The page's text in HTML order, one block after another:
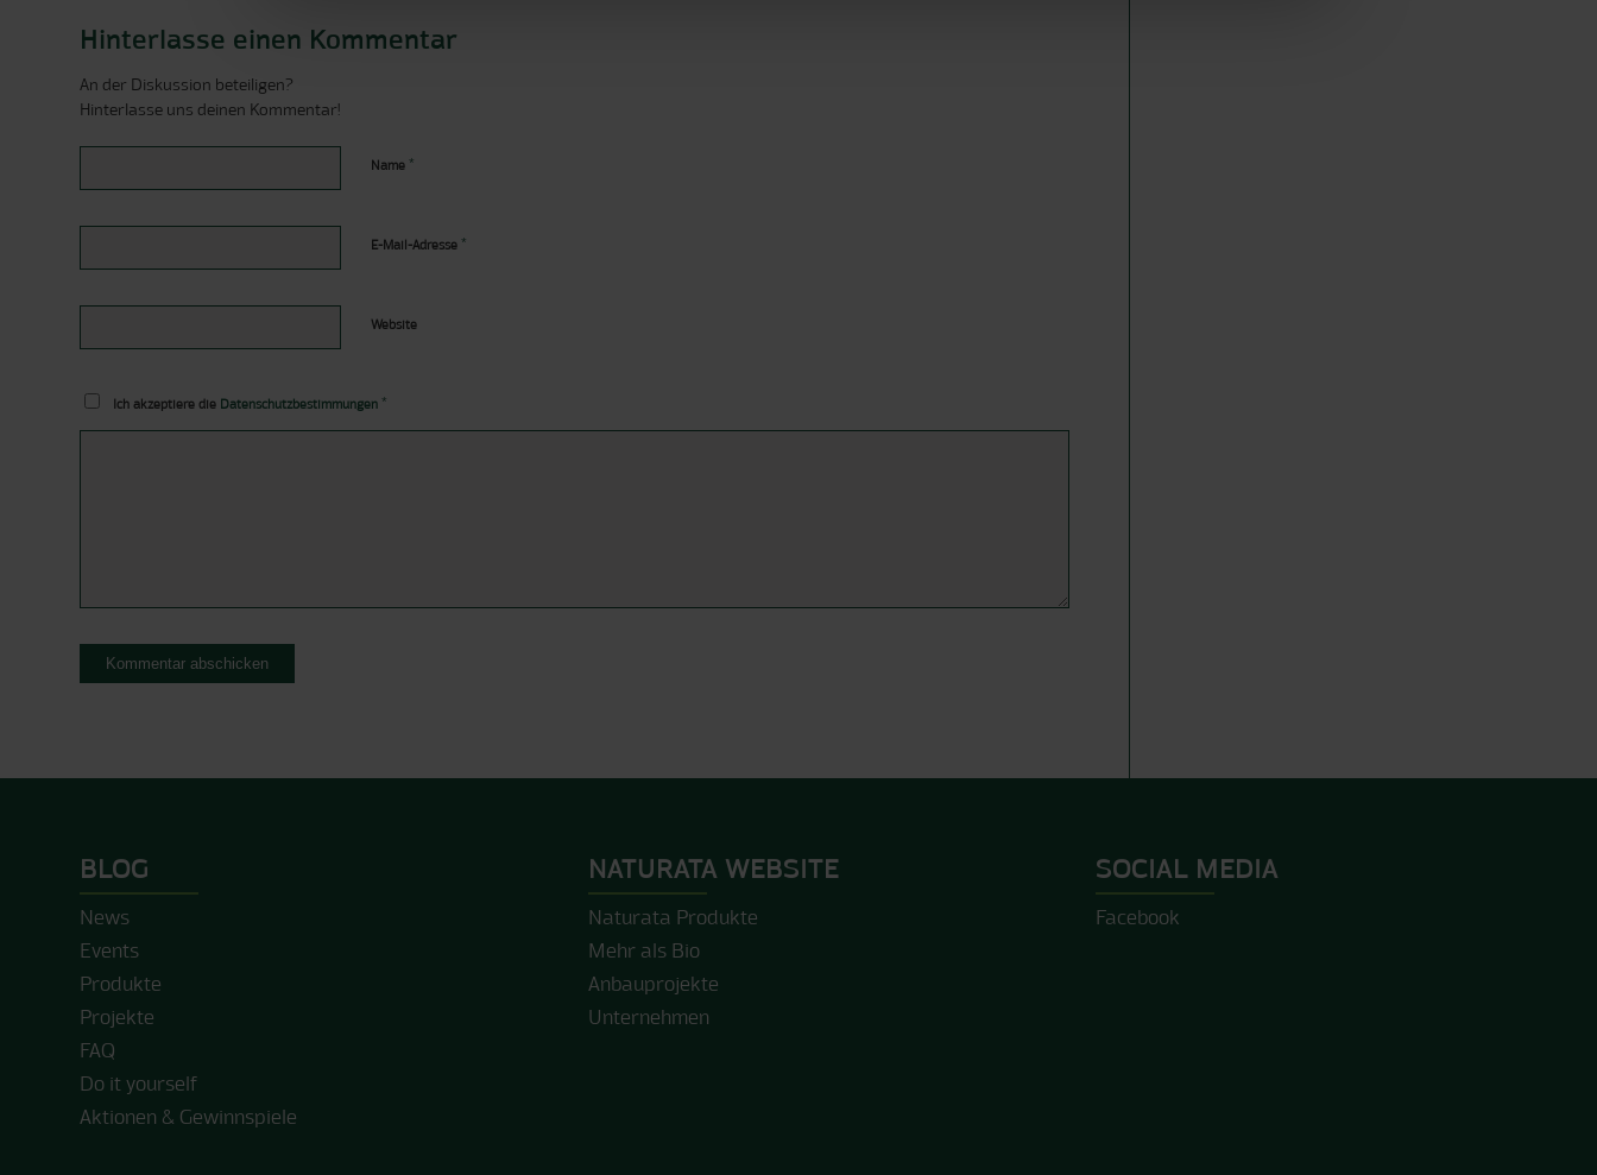
Hinterlasse einen Kommentar
An der Diskussion beteiligen?
Hinterlasse uns deinen Kommentar!
Name *
E-Mail-Adresse *
Website
Ich akzeptiere die Datenschutzbestimmungen *
BLOG
News
Events
Produkte
Projekte
FAQ
Do it yourself
Aktionen & Gewinnspiele
NATURATA WEBSITE
Naturata Produkte
Mehr als Bio
Anbauprojekte
Unternehmen
SOCIAL MEDIA
Facebook